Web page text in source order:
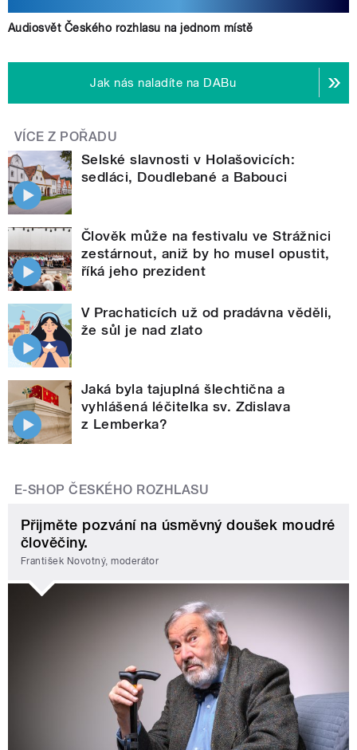
Audiosvět Českého rozhlasu na jednom místě
Jak nás naladíte na DABu
VÍCE Z POŘADU
Selské slavnosti v Holašovicích:
sedláci, Doudlebané a Babouci
Člověk může na festivalu ve Strážnici
zestárnout, aniž by ho musel opustit,
říká jeho prezident
V Prachaticích už od pradávna věděli,
že sůl je nad zlato
Jaká byla tajuplná šlechtična a
vyhlášená léčitelka sv. Zdislava
z Lemberka?
E-SHOP ČESKÉHO ROZHLASU
Přijměte pozvání na úsměvný doušek moudré
člověčiny.
František Novotný, moderátor